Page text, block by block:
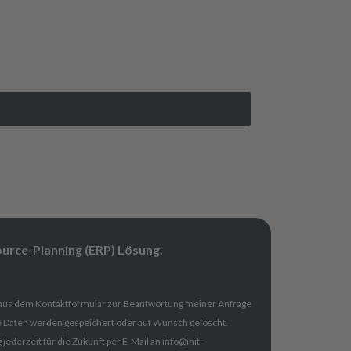
Planning (ERP) Lösung.
dem Kontaktformular zur Beantwortung meiner Anfrage
werden gespeichert oder auf Wunsch gelöscht.
für die Zukunft per E-Mail an info@init-